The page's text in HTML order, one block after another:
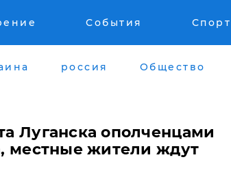
События Спорт
россия Общество
Луганска ополченцами
местные жители ждут